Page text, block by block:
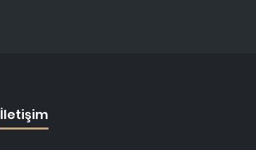
İletişim